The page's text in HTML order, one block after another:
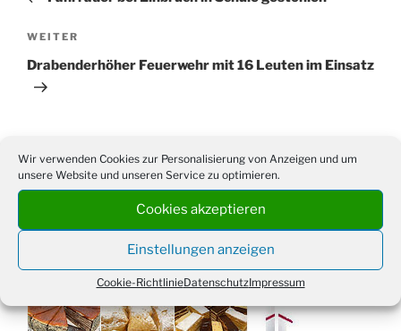
Wir verwenden Cookies zur Personalisierung von Anzeigen und um
unsere Website und unseren Service zu optimieren.
Cookies akzeptieren
Einstellungen anzeigen
Cookie-RichtlinieDatenschutzImpressum
Nächster
Beitrag
WEITER
Drabenderhöher Feuerwehr mit 16 Leuten im Einsatz
Suchen